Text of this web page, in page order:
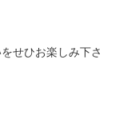
せひお楽しみ下さ